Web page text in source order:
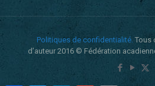
Politiques de confidentialité. Tous
d’auteur 2016 © Fédération